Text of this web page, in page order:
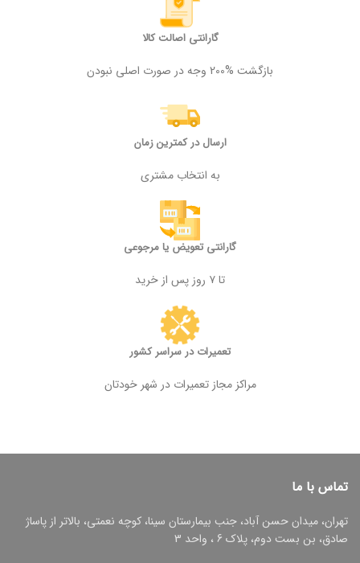
گارانتی اصالت کالا
بازگشت %200 وجه در صورت اصلی نبودن
ارسال در کمترین زمان
به انتخاب مشتری
گارانتی تعویض یا مرجوعی
تا ۷ روز پس از خرید
تعمیرات در سراسر کشور
مراکز مجاز تعمیرات در شهر خودتان
تماس با ما
تهران، میدان حسن آباد، جنب بیمارستان سینا، کوچه نعمتی، بالاتر از پاساژ
صادق، بن بست دوم، پلاک 6 ، واحد 3